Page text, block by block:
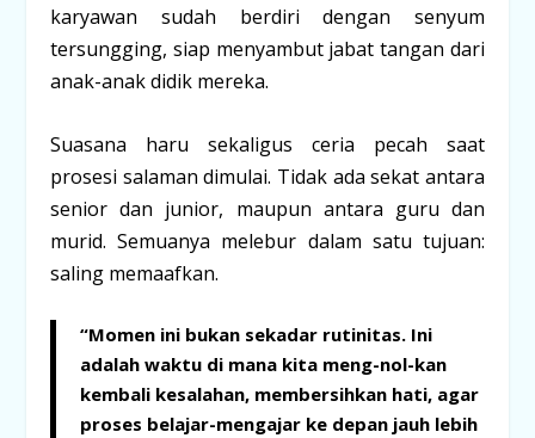
karyawan sudah berdiri dengan senyum
tersungging, siap menyambut jabat tangan dari
anak-anak didik mereka.
Suasana haru sekaligus ceria pecah saat
prosesi salaman dimulai. Tidak ada sekat antara
senior dan junior, maupun antara guru dan
murid. Semuanya melebur dalam satu tujuan:
saling memaafkan.
“Momen ini bukan sekadar rutinitas. Ini
adalah waktu di mana kita meng-nol-kan
kembali kesalahan, membersihkan hati, agar
proses belajar-mengajar ke depan jauh lebih